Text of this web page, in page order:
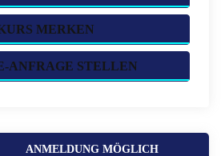
MERKEN
ANFRAGE STELLEN
ANMELDUNG MÖGLICH